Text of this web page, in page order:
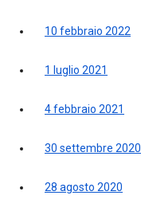
10 febbraio 2022
1 luglio 2021
4 febbraio 2021
30 settembre 2020
28 agosto 2020